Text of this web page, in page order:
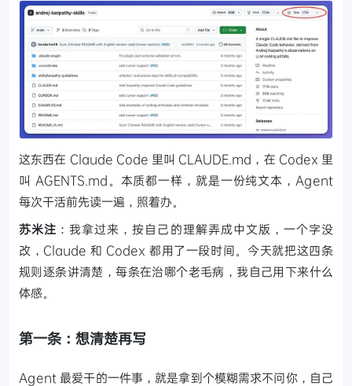
这东西在 Claude Code 里叫 CLAUDE.md，在 Codex 里
叫 AGENTS.md。本质都一样，就是一份纯文本，Agent
每次干活前先读一遍，照着办。
苏米注 ：我拿过来，按自己的理解弄成中文版，一个字没
改，Claude 和 Codex 都用了一段时间。今天就把这四条
规则逐条讲清楚，每条在治哪个老毛病，我自己用下来什么
体感。
第一条：想清楚再写
Agent 最爱干的一件事，就是拿到个模糊需求不问你，自己